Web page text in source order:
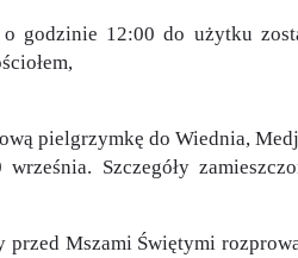
godzinie 12:00 do użytku
pielgrzymkę do Wiednia,
Szczegóły
Mszami Świętymi